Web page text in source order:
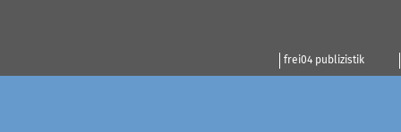
frei04 publizistik